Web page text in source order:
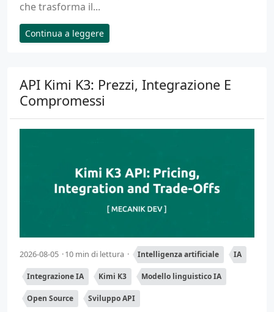
che trasforma il...
Continua a leggere
API Kimi K3: Prezzi, Integrazione E
Compromessi
2026-08-05 10 min di lettura Intelligenza artificiale IA
Integrazione IA Kimi K3 Modello linguistico IA
Open Source Sviluppo API